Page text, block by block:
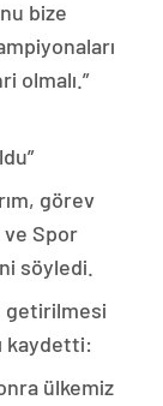
bize
olmalı.”
görev
ve Spor
söyledi.
getirilmesi
kaydetti:
ülkemiz